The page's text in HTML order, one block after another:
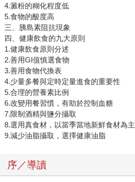
4.澱粉的糊化程度低
5.食物的酸度高
三、胰島素阻抗現象
四、健康飲食的九大原則
1.健康飲食原則分述
2.善用GI值慎選食物
3.善用食物代換表
4.少量多餐與定時定量進食的重要性
5.合理的營養素比例
6.改變用餐習慣，有助於控制血糖
7.限制酒精與鹽分攝取
8.選用真食材，以當季當地新鮮食材為主
9.減少油脂攝取，選擇健康油脂
序／導讀